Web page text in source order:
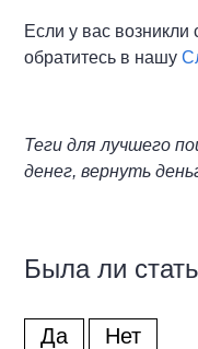
Если у вас возникли
обратитесь в нашу
Теги для лучшего
денег, вернуть
Была ли
Да Нет